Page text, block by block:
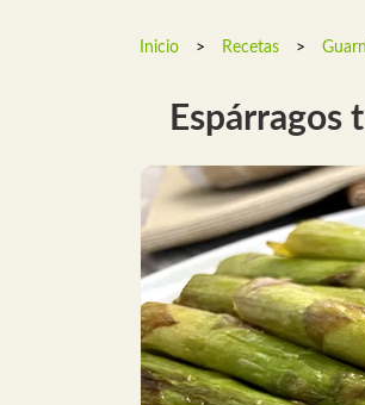
Inicio > Recetas >
Espárragos